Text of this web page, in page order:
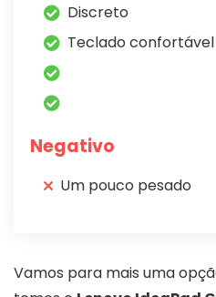
Discreto
Teclado confortável
Negativo
Um pouco pesado
Vamos para mais uma